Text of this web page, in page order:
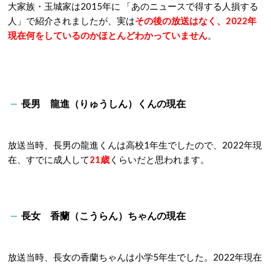
大家族・玉城家は2015年に 「あのニュースで得する人損する
人」で紹介されましたが、実はその後の放送はなく、2022年
現在何をしているのかほとんどわかっていません。
長男 龍進（りゅうしん）くんの現在
放送当時、長男の龍進くんは高校1年生でしたので、2022年現
在、すでに成人して21歳 くらいだと思われます。
長女 香蘭（こうらん）ちゃんの現在
放送当時、長女の香蘭ちゃんは小学5年生でした。 2022年現在